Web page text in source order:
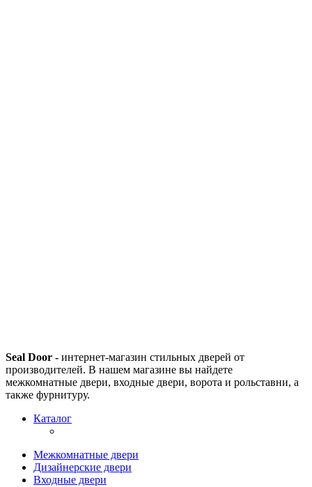
Seal Door - интернет-магазин стильных дверей от
производителей. В нашем магазине вы найдете
межкомнатные двери, входные двери, ворота и рольставни, а
также фурнитуру.
Каталог
Межкомнатные двери
Дизайнерские двери
Входные двери